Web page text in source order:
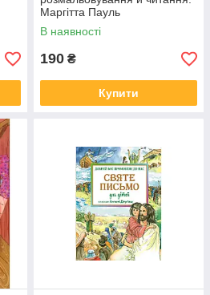
Маргітта Пауль
В наявності
190 ₴
Купити